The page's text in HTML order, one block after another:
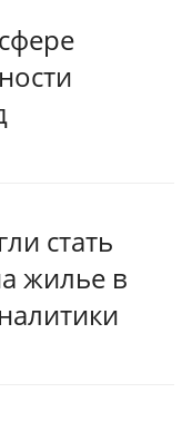
стать
жилье в